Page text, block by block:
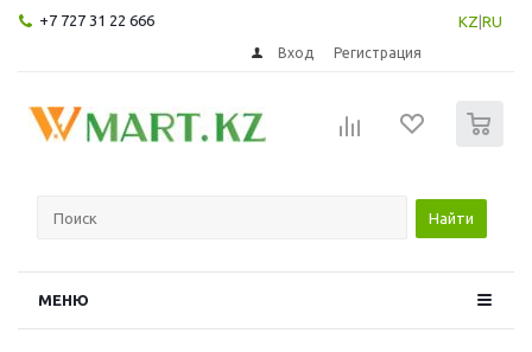
+7 727 31 22 666 KZ RU
Вход Регистрация
Найти
МЕНЮ